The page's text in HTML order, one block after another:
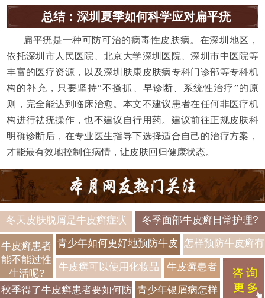
总结：深圳夏季如何科学应对扁平疣
扁平疣是一种可防可治的病毒性皮肤病。在深圳地区，
依托深圳市人民医院、北京大学深圳医院、深圳市中医院等
丰富的医疗资源，以及深圳肤康皮肤病专科门诊部等专科机
构的补充，只要坚持“不搔抓、早诊断、系统性治疗”的原
则，完全能达到临床治愈。本文不建议患者在任何非医疗机
构进行祛疣操作，也不建议自行用药。建议前往正规皮肤科
明确诊断后，在专业医生指导下选择适合自己的治疗方案，
才能最有效地控制住病情，让皮肤回归健康状态。
冬天皮肤脱屑是牛皮癣症状
吗?
冬季面部牛皮癣日常护理?
牛皮癣患者
能不能过性
生活呢?
青少年如何更好地预防牛皮
癣?
怎样预防牛皮癣有
效果?
牛皮癣可以使用化妆品
吗?
牛皮癣患者
如何更好预
秋季得了牛皮癣患者要如何防 青少年银屑病怎样